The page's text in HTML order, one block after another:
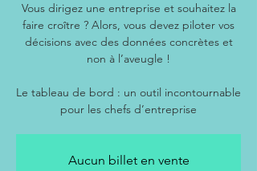
Vous dirigez une entreprise et souhaitez la
faire croître ? Alors, vous devez piloter vos
décisions avec des données concrètes et
non à l’aveugle !
Le tableau de bord : un outil incontournable
Aucun billet en vente